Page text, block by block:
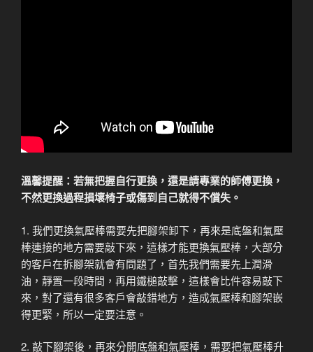
溫馨提醒：若無把握自行更換，還是請專業的師傅更換，
不然更換過程損壞椅子或傷到自己就得不償失。
1. 我們更換氣壓棒需要先把腳架卸下，再來是底盤和氣壓
棒連接的地方需要敲下來，這樣才能更換氣壓棒，大部分
的客戶在拆腳架就會有問題了，首先我們需要先上潤滑
油，靜置一段時間，再用鐵槌敲擊，這樣會比件容易敲下
來，對了還有很多客戶會敲錯地方，造成氣壓棒和腳架嵌
得更緊，所以一定要注意。
2. 敲下腳架後，再來分開底盤和氣壓棒，需要把氣壓棒升